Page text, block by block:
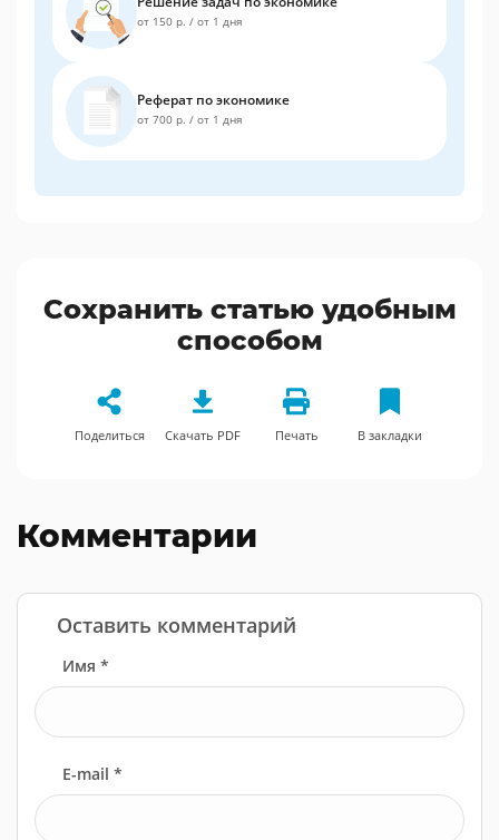
от 150 р. / от 1 дня
Реферат по экономике
от 700 р. / от 1 дня
Сохранить статью удобным
способом
Поделиться Скачать PDF Печать В закладки
Комментарии
Оставить комментарий
Имя *
E-mail *